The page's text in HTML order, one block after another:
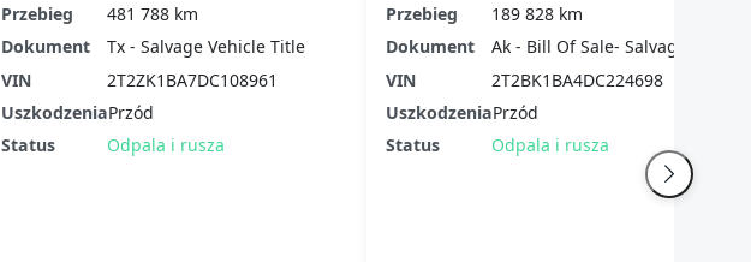
Przebieg
481 788 km
Dokument
Tx - Salvage Vehicle Title
VIN
2T2ZK1BA7DC108961
UszkodzeniaPrzód
Status
Odpala i rusza
Przebieg
189 828 km
Dokument
Ak - Bill Of Sale- Salvage
VIN
2T2BK1BA4DC224698
UszkodzeniaPrzód
Status
Odpala i rusza